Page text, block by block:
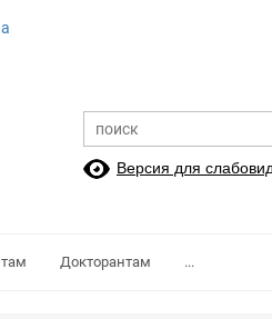
Версия для
Докторантам ...